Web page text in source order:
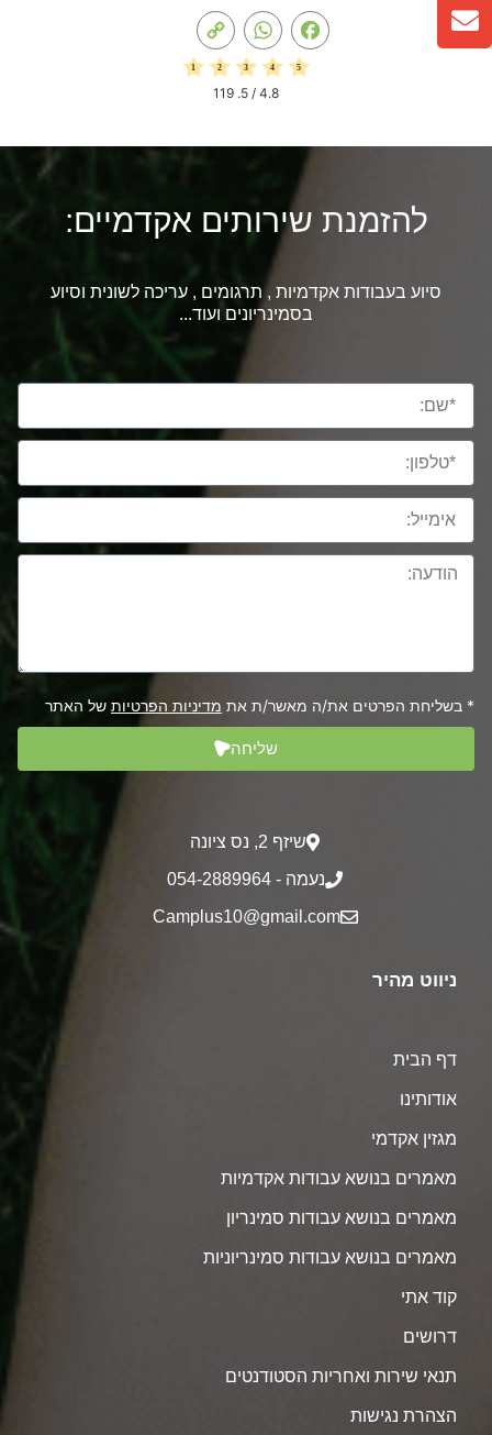
Facebook
WhatsApp
4.8
/ 5.
119
להזמנת שירותים אקדמיים:
סיוע בעבודות אקדמיות , תרגומים , עריכה לשונית וסיוע
בסמינריונים ועוד...
* בשליחת הפרטים את/ה מאשר/ת את מדיניות הפרטיות של האתר
שליחה
שיזף 2‎, נס ציונה
נעמה - 054-2889964
Camplus10@gmail.com
ניווט מהיר
דף הבית
אודותינו
מגזין אקדמי
מאמרים בנושא עבודות אקדמיות
מאמרים בנושא עבודות סמינריון
מאמרים בנושא עבודות סמינריוניות
קוד אתי
דרושים
תנאי שירות ואחריות הסטודנטים
הצהרת נגישות